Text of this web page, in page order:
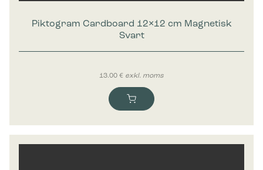
Piktogram Cardboard 12×12 cm Magnetisk
Svart
13.00 € exkl. moms